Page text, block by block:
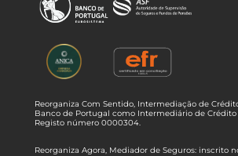
Reorganiza Com Sentido, Intermediação de
Banco de Portugal como Intermediário de
Registo número 0000304.
Reorganiza Agora, Mediador de Seguros: inscrito